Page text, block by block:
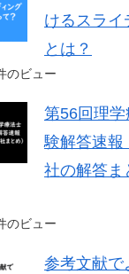
けるスライ
とは？
のビュー
第56回理
験解答速報
社の解答ま
のビュー
参考文献で